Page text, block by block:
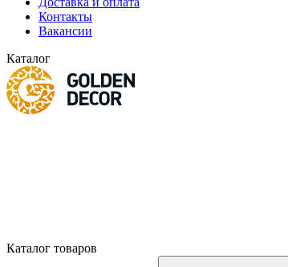
Контакты
Вакансии
Каталог
Каталог товаров